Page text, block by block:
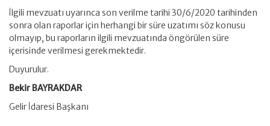
İlgili mevzuatı uyarınca son verilme tarihi 30/6/2020 tarihinden
sonra olan raporlar için herhangi bir süre uzatımı söz konusu
olmayıp, bu raporların ilgili mevzuatında öngörülen süre
içerisinde verilmesi gerekmektedir.
Duyurulur.
Bekir BAYRAKDAR
Gelir İdaresi Başkanı